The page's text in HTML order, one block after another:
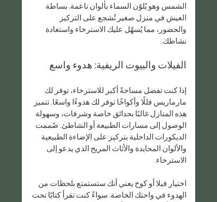
الشمس وهو يُلوّن السماء بألوان ناعمة. بساطة
العيش في منزل صغير تُشجع على التركيز
والحضور، مما يُسهّل عليك الاسترخاء واستعادة
نشاطك.
الفيلات والبيوت الريفية: هدوء واسع
إذا كنت تفضل مساحةً أكبر للاسترخاء، توفر لك
مارماريس فللًا وأكواخًا توفر لك هدوءًا واسعًا. تتميز
هذه المنازل غالبًا بحدائق خاصة وشرفات، وسهولة
الوصول إلى مسارات الطبيعة أو الشاطئ. صُممت
الديكورات الداخلية بتركيز على الإضاءة الطبيعية
والألوان المحايدة والأثاث المريح الذي يدعو إلى
الاسترخاء.
اختيار فيلا أو كوخ يعني أنك ستستمتع بلحظات من
الهدوء في واحتك الخاصة. سواءً كنت تقرأ كتابًا تحت